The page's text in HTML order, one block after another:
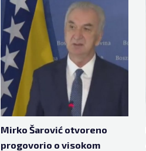
Mirko Šarović otvoreno
progovorio o visokom